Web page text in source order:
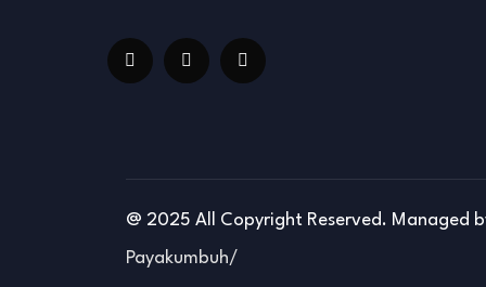
@ 2025 All Copyright Reserved. Managed
Payakumbuh/